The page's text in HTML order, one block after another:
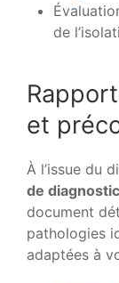
de
et
À l’issue du
de
document
pathologies
adaptées à